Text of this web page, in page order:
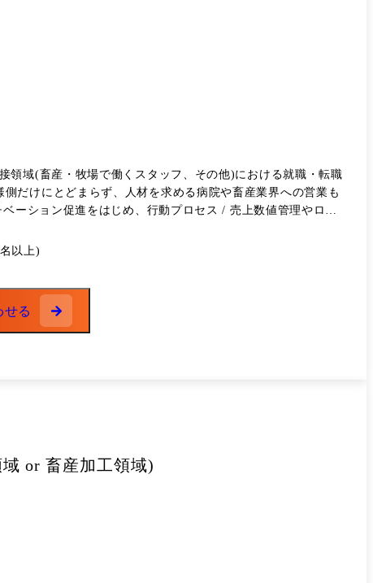
領域(畜産・牧場で働くスタッフ、その他)における就職・転職
だけにとどまらず、人材を求める病院や畜産業界への営業も
ーション促進をはじめ、行動プロセス / 売上数値管理やロー
を調整・設定、転職時のアドバイス、転職後の状況伺い連絡
の拡大や改善をしたい人、それだけでなく新しい分野への挑
ワクワクにチャレンジしたいという人とお話できることを楽
以上)
る
or 畜産加工領域)